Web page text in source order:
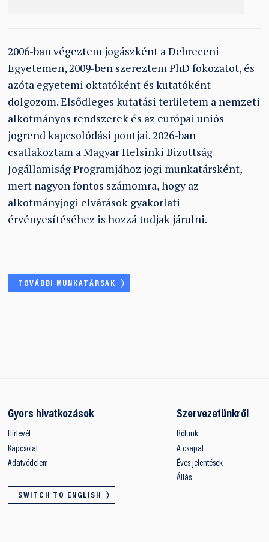
2006-ban végeztem jogászként a Debreceni
Egyetemen, 2009-ben szereztem PhD fokozatot, és
azóta egyetemi oktatóként és kutatóként
dolgozom. Elsődleges kutatási területem a nemzeti
alkotmányos rendszerek és az európai uniós
jogrend kapcsolódási pontjai. 2026-ban
csatlakoztam a Magyar Helsinki Bizottság
Jogállamiság Programjához jogi munkatársként,
mert nagyon fontos számomra, hogy az
alkotmányjogi elvárások gyakorlati
érvényesítéséhez is hozzá tudjak járulni.
TOVÁBBI MUNKATÁRSAK
Gyors hivatkozások
Hírlevél
Kapcsolat
Adatvédelem
SWITCH TO ENGLISH
Szervezetünkről
Rólunk
A csapat
Éves jelentések
Állás